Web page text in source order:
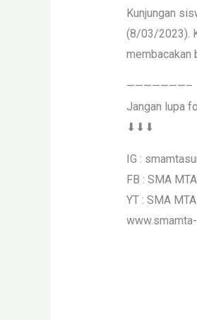
Kunjungan
(8/03/2023).
membacakan
———————–
Jangan lupa
⬇⬇⬇
IG :
FB : SMA
YT : SMA